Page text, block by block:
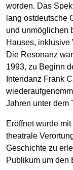
worden. Das
lang ostdeutsche
und unmöglichen
Hauses, inklusive
Die Resonanz
1993, zu Beginn
Intendanz Frank
Jahren unter dem
Eröffnet wurde
theatrale
Geschichte zu
Publikum um den